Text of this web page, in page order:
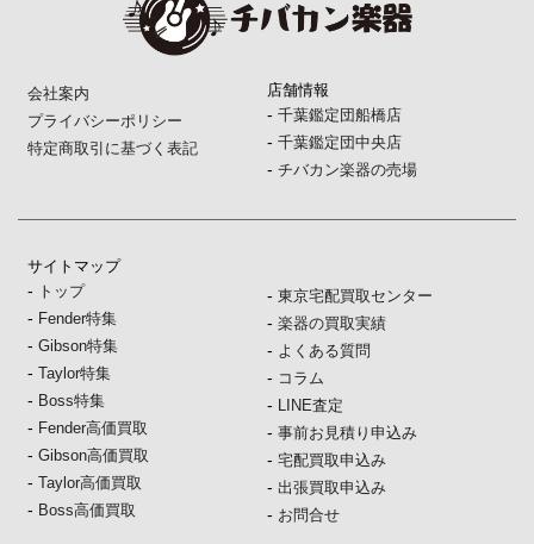
会社案内
プライバシーポリシー
特定商取引に基づく表記
店舗情報
- 千葉鑑定団船橋店
- 千葉鑑定団中央店
- チバカン楽器の売場
サイトマップ
- トップ
- Fender特集
-Gibson特集
-Taylor特集
- Boss特集
- Fender高価買取
-Gibson高価買取
-Taylor高価買取
- Boss高価買取
- 東京宅配買取センター
- 楽器の買取実績
- よくある質問
- コラム
- LINE査定
- 事前お見積り申込み
- 宅配買取申込み
- 出張買取申込み
- お問合せ